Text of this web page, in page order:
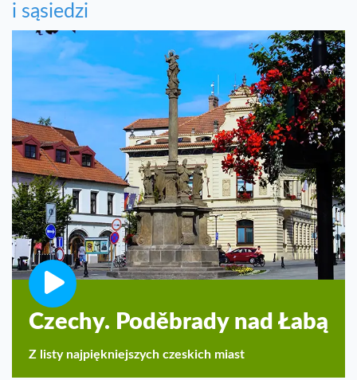
i sąsiedzi
Czechy. Poděbrady nad Łabą
Z listy najpiękniejszych czeskich miast